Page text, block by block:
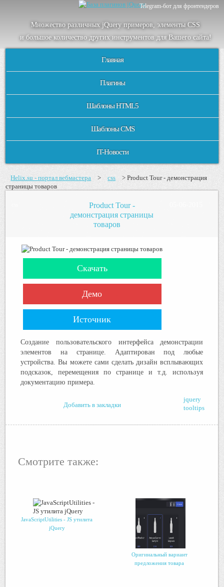
Telegram-бот для фронтендеров
Множество различных jQuery примеров, элементы CSS
и большое количество других инструментов для Вашего сайта!
Главная
Плагины
Шаблоны HTML5
Шаблоны CMS
IT-Новости
Helix.su - портал вебмастера > css
> Product Tour - демонстрация
страницы товаров
Product Tour -
демонстрация страницы
товаров
Скачать
Демо
Источник
Создание пользовательского интерфейса демонстрации
элементов на странице. Адаптирован под любые
устройства. Вы можете сами сделать дизайн всплывающих
подсказок, перемещения по странице и т.д. используя
документацию примера.
Добавить в закладки
jquery
tooltips
Смотрите также:
JavaScriptUtilities - JS утилита
jQuery
Оригинальный вариант
предложения товара